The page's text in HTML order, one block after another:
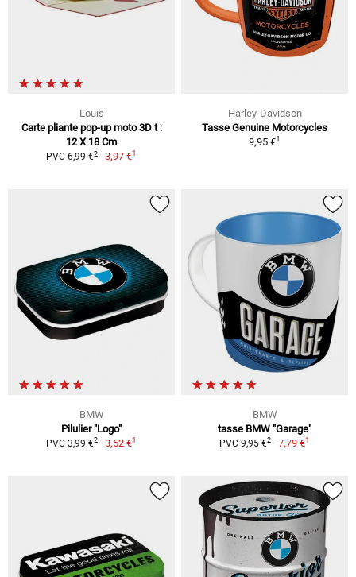
Louis
Carte pliante pop-up moto 3D t :
12 X 18 Cm
PVC 6,99 €2 3,97 €1
Harley-Davidson
Tasse Genuine Motorcycles
9,95 €1
BMW
Pilulier "Logo"
PVC 3,99 €2 3,52 €1
BMW
tasse BMW "Garage"
PVC 9,95 €2 7,79 €1